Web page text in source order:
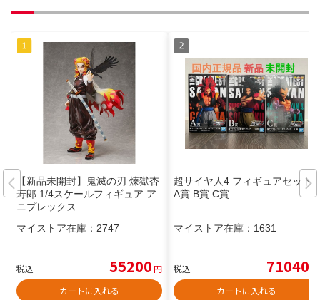
【新品未開封】鬼滅の刃 煉獄杏
寿郎 1/4スケールフィギュア ア
ニプレックス
マイストア在庫： 2747
税込 55200円
カートに入れる
超サイヤ人4 フィギュアセット
A賞 B賞 C賞
マイストア在庫： 1631
税込 71040
カートに入れる